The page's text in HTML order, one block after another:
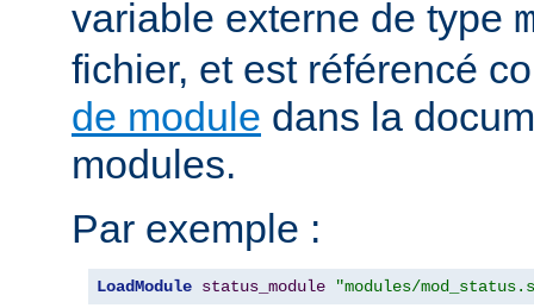
variable externe de type
fichier, et est référencé
de module dans la
modules.
Par exemple :
LoadModule status_module "modules/